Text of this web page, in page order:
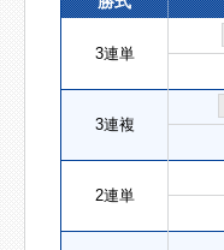
3連単
3連複
2連単